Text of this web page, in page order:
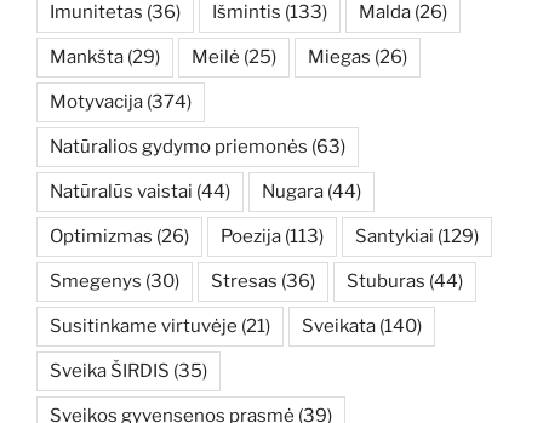
Imunitetas (36) Išmintis (133) Malda (26)
Mankšta (29) Meilė (25) Miegas (26)
Motyvacija (374)
Natūralios gydymo priemonės (63)
Natūralūs vaistai (44) Nugara (44)
Optimizmas (26) Poezija (113) Santykiai (129)
Smegenys (30) Stresas (36) Stuburas (44)
Susitinkame virtuvėje (21) Sveikata (140)
Sveika ŠIRDIS (35)
Sveikos gyvensenos prasmė (39)